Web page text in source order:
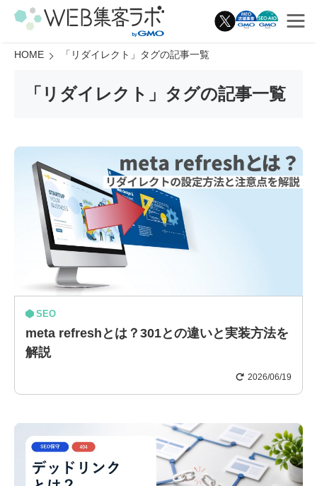
HOME 「 リダイレクト 」タグの記事一覧
「 リダイレクト 」タグの記事一覧
SEO
meta refreshとは？301との違いと実装方法を
解説
2026/06/19